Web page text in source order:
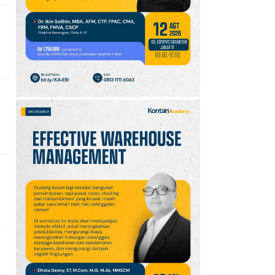
10 Intip Prakiraan Cuaca
Sumsel Kamis (6/8):
Hujan Ringan
Mendominasi, Siapkan
Payung!